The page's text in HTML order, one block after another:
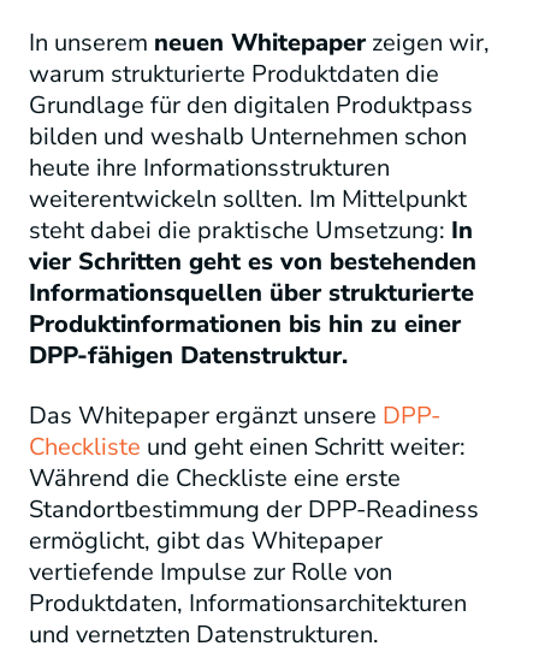
In unserem neuen Whitepaperzeigen wir,
warum strukturierte Produktdaten die
Grundlage für den digitalen Produktpass
bilden und weshalb Unternehmen schon
heute ihre Informationsstrukturen
weiterentwickeln sollten. Im Mittelpunkt
steht dabei die praktische Umsetzung: In
vier Schritten geht es von bestehenden
Informationsquellen über strukturierte
Produktinformationen bis hin zu einer
DPP-fähigen Datenstruktur.
Das Whitepaper ergänzt unsere DPP-
Checkliste und geht einen Schritt weiter:
Während die Checkliste eine erste
Standortbestimmung der DPP-Readiness
ermöglicht, gibt das Whitepaper
vertiefende Impulse zur Rolle von
Produktdaten, Informationsarchitekturen
und vernetzten Datenstrukturen.